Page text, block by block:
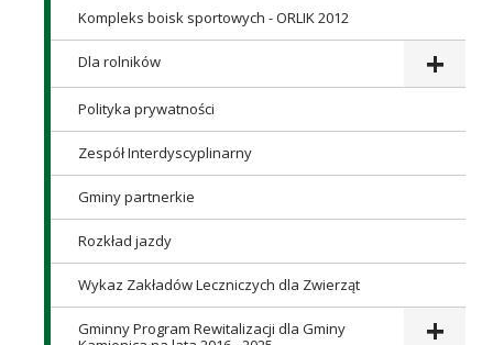
Kompleks boisk sportowych - ORLIK 2012
Dla rolników
Polityka prywatności
Zespół Interdyscyplinarny
Gminy partnerkie
Rozkład jazdy
Wykaz Zakładów Leczniczych dla Zwierząt
Gminny Program Rewitalizacji dla Gminy